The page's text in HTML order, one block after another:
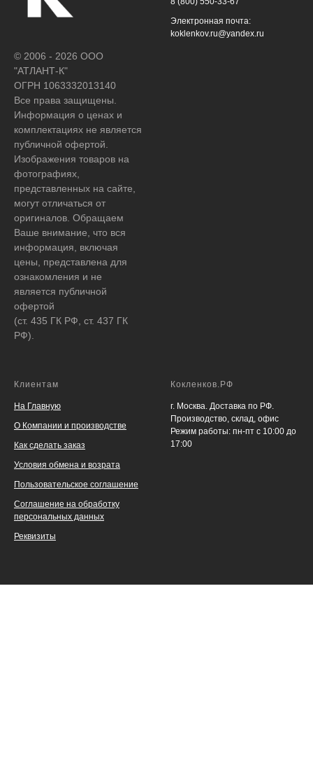
© 2006 - 2026 ООО
"АТЛАНТ-К"
ОГРН 1063332013140
Все права защищены.
Информация о ценах и
комплектациях не является
публичной офертой.
Изображения товаров на
фотографиях,
представленных на сайте,
могут отличаться от
оригиналов. Обращаем
Ваше внимание, что вся
информация, включая
цены, представлена для
ознакомления и не
является публичной
офертой
(ст. 435 ГК РФ, ст. 437 ГК
РФ).
Электронная почта:
koklenkov.ru@yandex.ru
Клиентам
На Главную
О Компании и производстве
Как сделать заказ
Условия обмена и возрата
Пользовательское соглашение
Соглашение на обработку
персональных данных
Реквизиты
Кокленков.РФ
г. Москва. Доставка по РФ.
Производство, склад, офис
Режим работы: пн-пт с 10:00 до
17:00